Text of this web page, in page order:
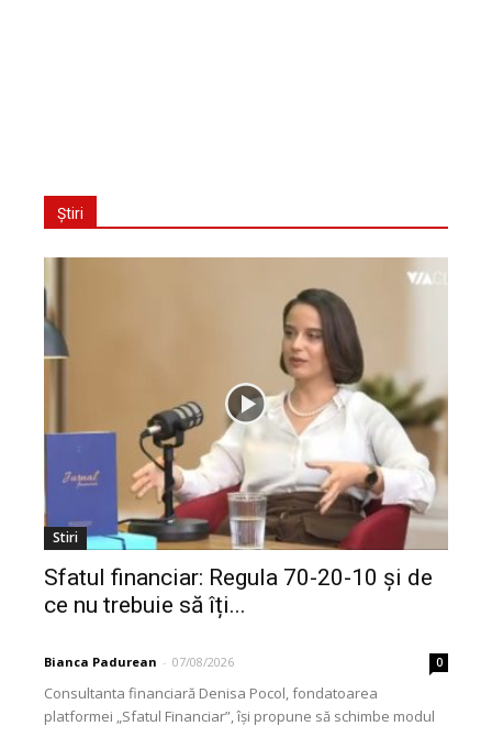
Știri
Stiri
Sfatul financiar: Regula 70-20-10 și de
ce nu trebuie să îți...
Bianca Padurean - 07/08/2026 0
Consultanta financiară Denisa Pocol, fondatoarea
platformei „Sfatul Financiar”, își propune să schimbe modul